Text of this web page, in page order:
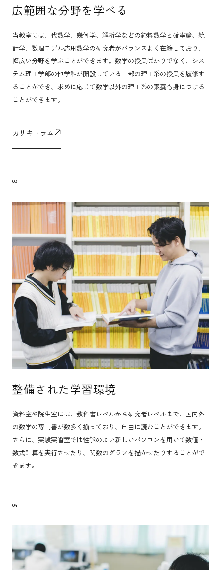
広範囲な分野を学べる
当教室には、代数学、幾何学、解析学などの純粋数学と確率論、統
計学、数理モデル応用数学の研究者がバランスよく在籍しており、
幅広い分野を学ぶことができます。数学の授業ばかりでなく、シス
テム理工学部の他学科が開設している一部の理工系の授業を履修す
ることができ、求めに応じて数学以外の理工系の素養も身につける
ことができます。
カリキュラム
整備された学習環境
資料室や院生室には、教科書レベルから研究者レベルまで、国内外
の数学の専門書が数多く揃っており、自由に読むことができます。
さらに、実験実習室では性能のよい新しいパソコンを用いて数値・
数式計算を実行させたり、関数のグラフを描かせたりすることがで
きます。